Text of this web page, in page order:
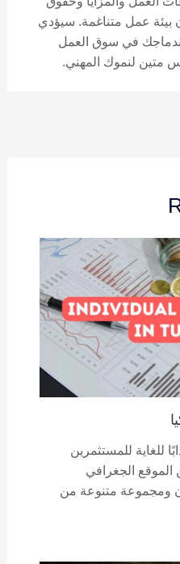
بيئة عمل متناغمة. سيؤدي
في سوق العمل
متين لنموك المهني.
للغاية للمستثمرين
الموقع الجغرافي
ومجموعة متنوعة من